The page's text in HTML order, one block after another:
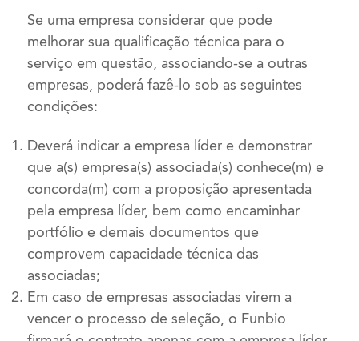
Se uma empresa considerar que pode
melhorar sua qualificação técnica para o
serviço em questão, associando-se a outras
empresas, poderá fazê-lo sob as seguintes
condições:
Deverá indicar a empresa líder e demonstrar
que a(s) empresa(s) associada(s) conhece(m) e
concorda(m) com a proposição apresentada
pela empresa líder, bem como encaminhar
portfólio e demais documentos que
comprovem capacidade técnica das
associadas;
Em caso de empresas associadas virem a
vencer o processo de seleção, o Funbio